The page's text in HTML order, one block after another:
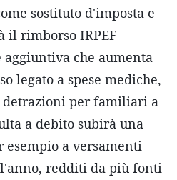
sostituto d'imposta e
il rimborso IRPEF
aggiuntiva che aumenta
legato a spese mediche,
detrazioni per familiari a
a debito subirà una
a versamenti
redditi da più fonti